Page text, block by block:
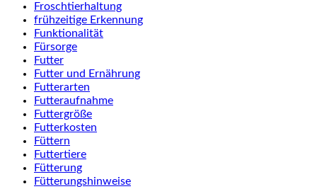
Froschtierhaltung
frühzeitige Erkennung
Funktionalität
Fürsorge
Futter
Futter und Ernährung
Futterarten
Futteraufnahme
Futtergröße
Futterkosten
Füttern
Futtertiere
Fütterung
Fütterungshinweise